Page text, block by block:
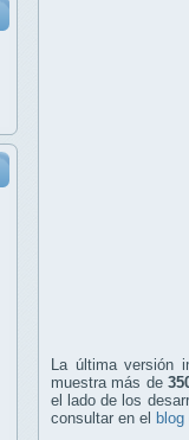
La última
muestra más de
el lado de los
consultar en el